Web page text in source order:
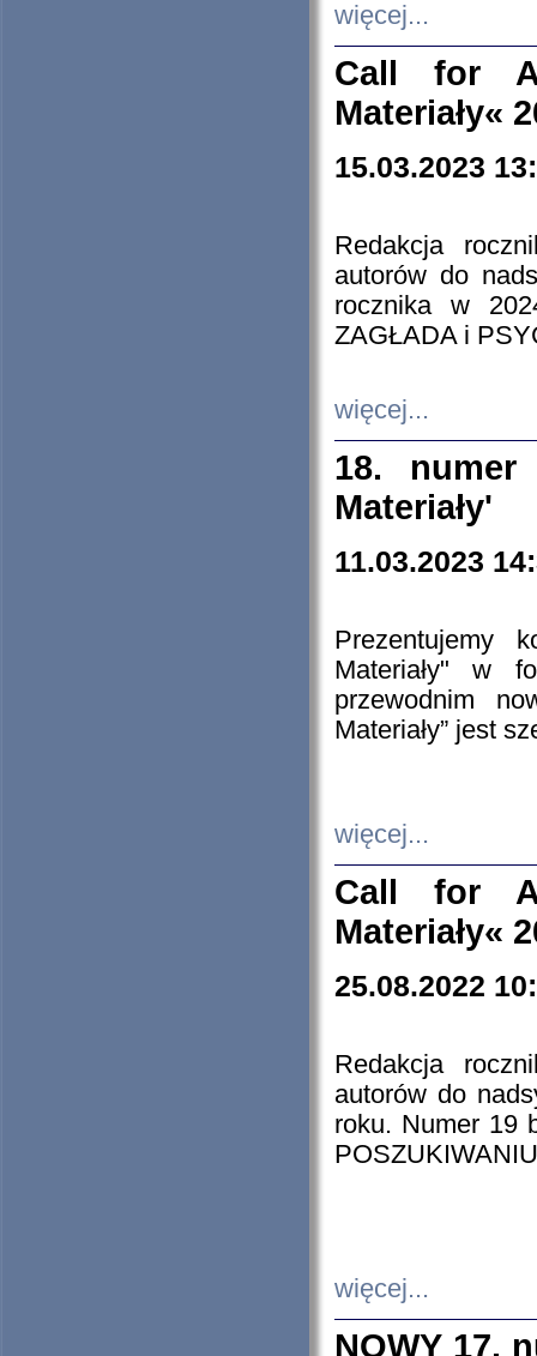
więcej...
Call for
Materiały«
15.03.2023
Redakcja
autorów do
rocznika w
ZAGŁADA i
więcej...
18. numer
Materiały'
11.03.2023
Prezentujemy
Materiały" w
przewodnim
Materiały” jest
więcej...
Call for
Materiały«
25.08.2022
Redakcja
autorów do
roku. Numer 19
więcej...
NOWY 17.